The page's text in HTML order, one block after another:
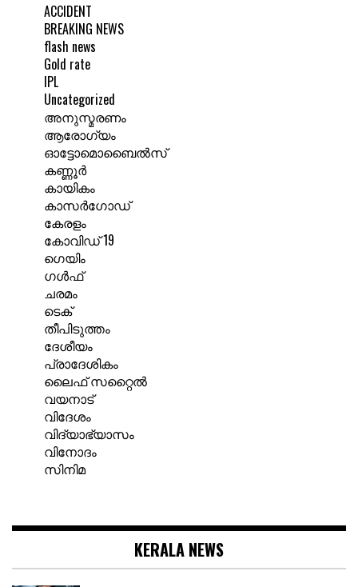
ACCIDENT
BREAKING NEWS
flash news
Gold rate
IPL
Uncategorized
അനുസ്മരണം
ആരോഗ്യം
ഓട്ടോമൊബൈൽസ്
കണ്ണൂർ
കായികം
കാസർഗോഡ്
കേരളം
കോവിഡ് 19
ഗെയിം
ഗൾഫ്
ചരമം
ടെക്
തീപിടുത്തം
ദേശീയം
പ്രാദേശികം
ലൈഫ് സറ്റൈൽ
വയനാട്
വിദേശം
വിദ്യാഭ്യാസം
വിനോദം
സിനിമ
KERALA NEWS